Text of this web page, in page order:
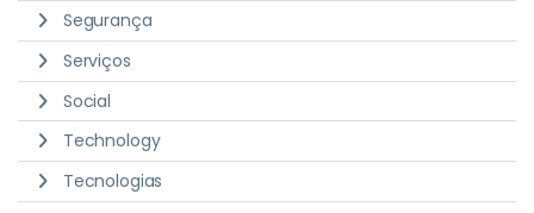
Segurança
Serviços
Social
Technology
Tecnologias